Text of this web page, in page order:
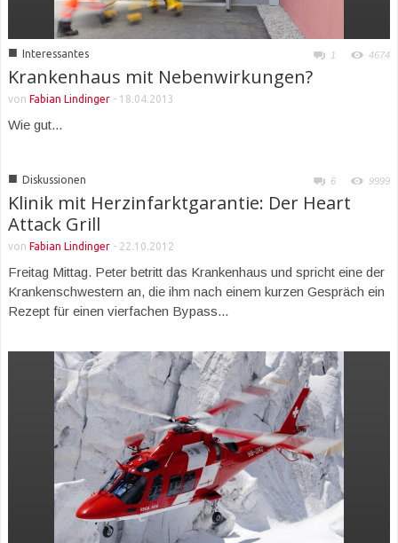
■ Interessantes 1 4674
Krankenhaus mit Nebenwirkungen?
von Fabian Lindinger - 18.04.2013
Wie gut...
■ Diskussionen 6 9999
Klinik mit Herzinfarktgarantie: Der Heart
Attack Grill
von Fabian Lindinger - 22.10.2012
Freitag Mittag. Peter betritt das Krankenhaus und spricht eine der
Krankenschwestern an, die ihm nach einem kurzen Gespräch ein
Rezept für einen vierfachen Bypass...